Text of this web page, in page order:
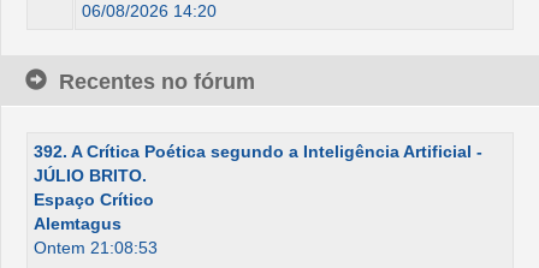
06/08/2026 14:20
Recentes no fórum
392. A Crítica Poética segundo a Inteligência Artificial -
JÚLIO BRITO.
Espaço Crítico
Alemtagus
Ontem 21:08:53